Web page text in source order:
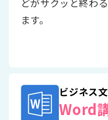
どがサクッと終わ
ます。
ビジネス
Word